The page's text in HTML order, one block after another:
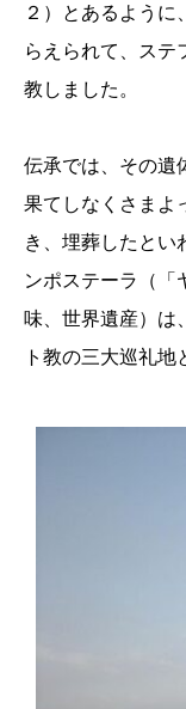
２）とあるよう
らえられて、ステ
教しました。
伝承では、その遺
果てしなくさまよ
き、埋葬したとい
ンポステーラ（「
味、世界遺産）は
ト教の三大巡礼地